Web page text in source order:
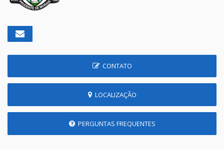
CONTATO
LOCALIZAÇÃO
PERGUNTAS FREQUENTES